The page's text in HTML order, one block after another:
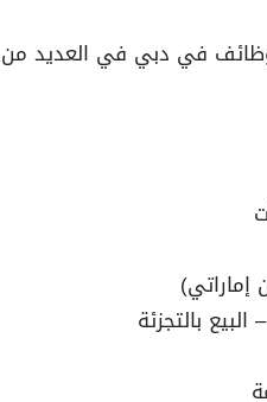
في دبي في العديد من